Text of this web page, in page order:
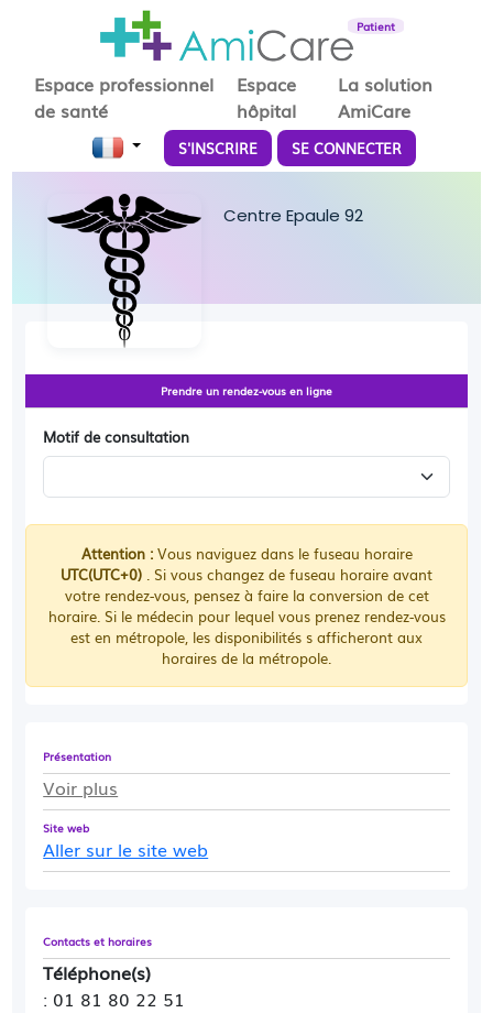
Patient
Espace professionnel
de santé
Espace
hôpital
La solution
AmiCare
S'INSCRIRE SE CONNECTER
Centre Epaule 92
Présentation
Voir plus
Site web
Aller sur le site web
Contacts et horaires
Téléphone(s)
: 01 81 80 22 51
Prendre un rendez-vous en ligne
Motif de consultation
Attention :Vous naviguez dans le fuseau horaire
UTC(UTC+0) . Si vous changez de fuseau horaire avant
votre rendez-vous, pensez à faire la conversion de cet
horaire. Si le médecin pour lequel vous prenez rendez-vous
est en métropole, les disponibilités s afficheront aux
horaires de la métropole.